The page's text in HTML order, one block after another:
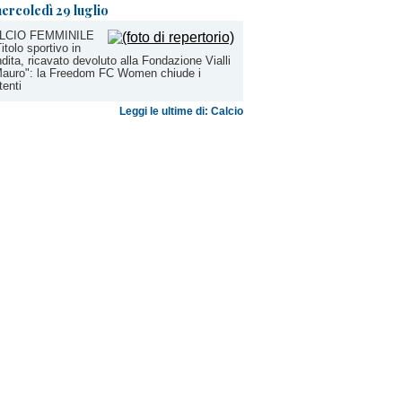
29 luglio
FEMMINILE
sportivo in
ricavato devoluto alla Fondazione Vialli
la Freedom FC Women chiude i
Leggi le ultime di: Calcio